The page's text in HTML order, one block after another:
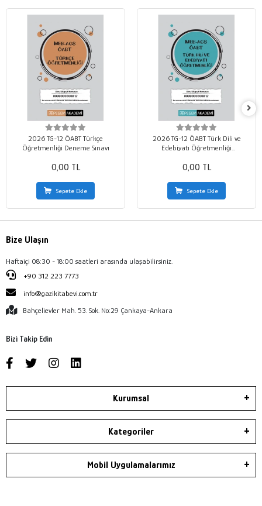
2026 TG-12 ÖABT Türkçe
Öğretmenliği Deneme Sınavı
0,00 TL
Sepete Ekle
2026 TG-12 ÖABT Türk Dili ve
Edebiyatı Öğretmenliği
0,00 TL
Sepete Ekle
Bize Ulaşın
Haftaiçi 08:30 - 18:00 saatleri arasında ulaşabilirsiniz.
+90 312 223 7773
info@gazikitabevi.com.tr
Bahçelievler Mah. 53. Sok. No:29 Çankaya-Ankara
Bizi Takip Edin
Kurumsal
Kategoriler
Mobil Uygulamalarımız